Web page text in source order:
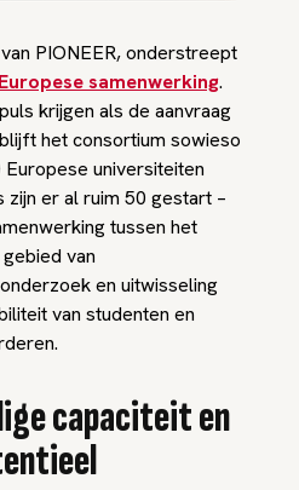
PIONEER, onderstreept
samenwerking.
krijgen als de aanvraag
het consortium sowieso
universiteiten
er al ruim 50 gestart –
tussen het
van
en uitwisseling
van studenten en
capaciteit en